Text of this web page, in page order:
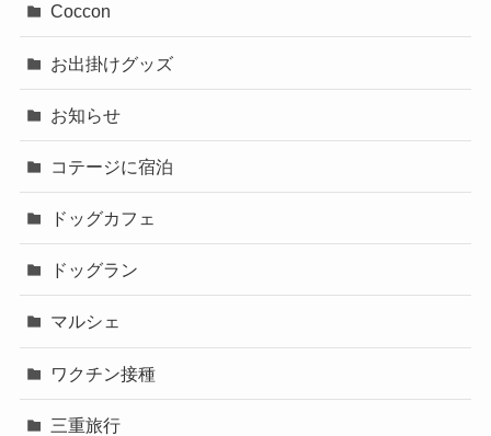
Coccon
お出掛けグッズ
お知らせ
コテージに宿泊
ドッグカフェ
ドッグラン
マルシェ
ワクチン接種
三重旅行